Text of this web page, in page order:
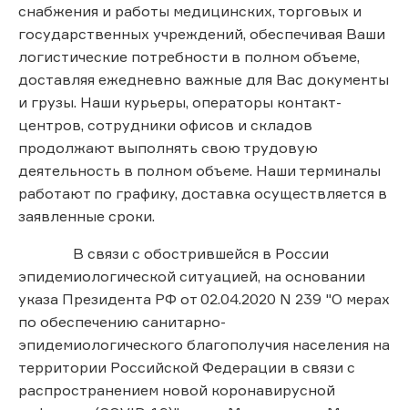
снабжения и работы медицинских, торговых и
государственных учреждений, обеспечивая Ваши
логистические потребности в полном объеме,
доставляя ежедневно важные для Вас документы
и грузы. Наши курьеры, операторы контакт-
центров, сотрудники офисов и складов
продолжают выполнять свою трудовую
деятельность в полном объеме. Наши терминалы
работают по графику, доставка осуществляется в
заявленные сроки.
В связи с обострившейся в России
эпидемиологической ситуацией, на основании
указа Президента РФ от 02.04.2020 N 239 "О мерах
по обеспечению санитарно-
эпидемиологического благополучия населения на
территории Российской Федерации в связи с
распространением новой коронавирусной